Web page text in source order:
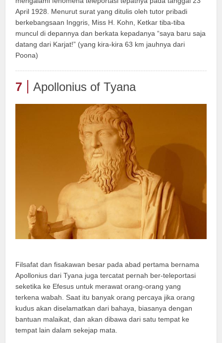
April 1928. Menurut surat yang ditulis oleh tutor pribadi
berkebangsaan Inggris, Miss H. Kohn, Ketkar tiba-tiba
muncul di depannya dan berkata kepadanya “saya baru saja
datang dari Karjat!” (yang kira-kira 63 km jauhnya dari
Poona)
7 Apollonius of Tyana
Filsafat dan fisakawan besar pada abad pertama bernama
Apollonius dari Tyana juga tercatat pernah ber-teleportasi
seketika ke Efesus untuk merawat orang-orang yang
terkena wabah. Saat itu banyak orang percaya jika orang
kudus akan diselamatkan dari bahaya, biasanya dengan
bantuan malaikat, dan akan dibawa dari satu tempat ke
tempat lain dalam sekejap mata.